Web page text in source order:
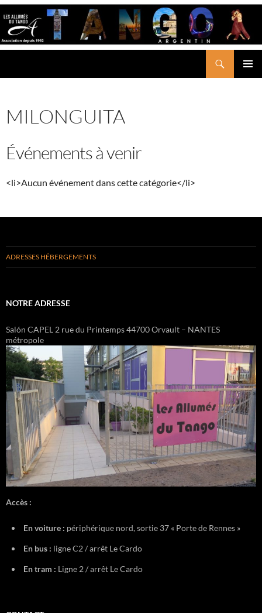
Aller
au
contenu
MILONGUITA
Événements à venir
<li>Aucun événement dans cette catégorie</li>
ADRESSES HÉBERGEMENTS
NOTRE ADRESSE
Salón CAPEL 2 rue du Printemps 44700 Orvault – NANTES
métropole
Accès :
En voiture : périphérique nord, sortie 37 « Porte de Rennes »
En bus : ligne C2 / arrêt Le Cardo
En tram : Ligne 2 / arrêt Le Cardo